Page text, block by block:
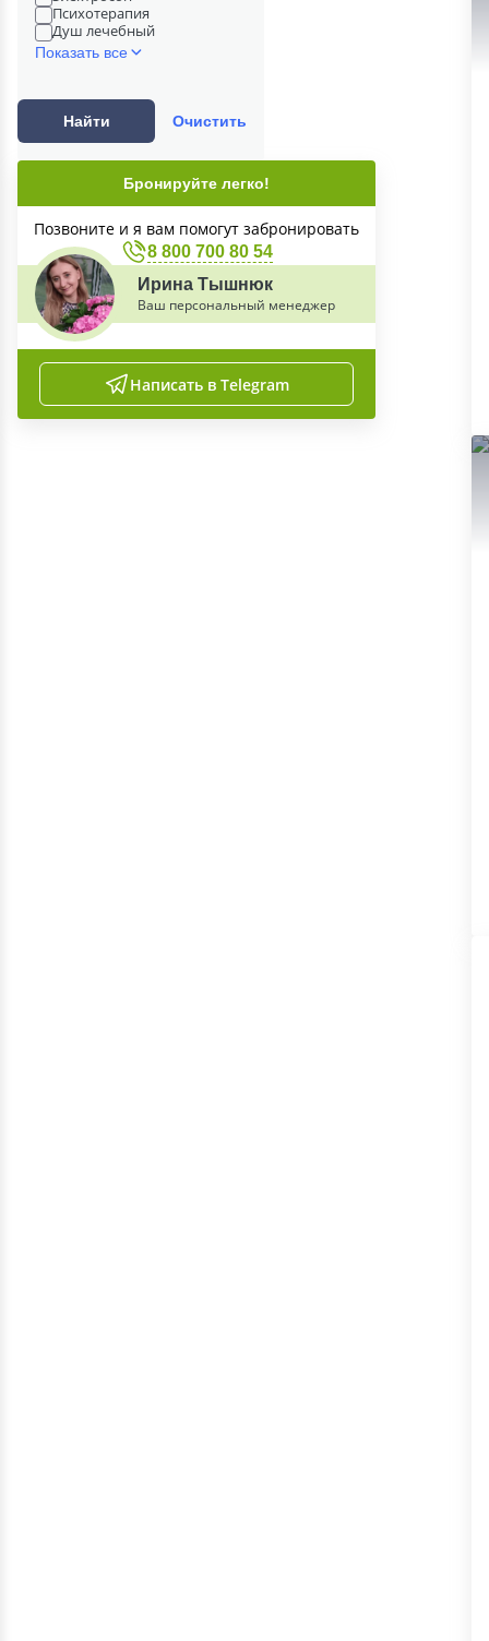
Психотерапия
Душ лечебный
Показать все
Найти Очистить
Бронируйте легко!
Позвоните и я вам помогут забронировать
8 800 700 80 54
Ирина Тышнюк
Ваш персональный менеджер
Написать в Telegram